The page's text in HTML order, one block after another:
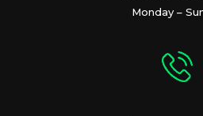
Monday –